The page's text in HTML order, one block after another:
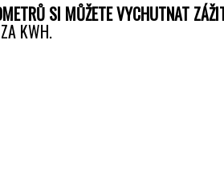
SI MŮŽETE VYCHUTNAT
KWH.